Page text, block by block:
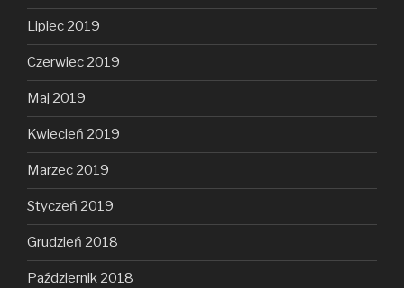
Lipiec 2019
Czerwiec 2019
Maj 2019
Kwiecień 2019
Marzec 2019
Styczeń 2019
Grudzień 2018
Październik 2018